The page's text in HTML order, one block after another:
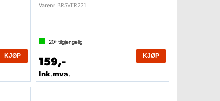
KJØP
Varenr BRSVER221
20+tilgjengelig
159,-
Ink.mva.
KJØP